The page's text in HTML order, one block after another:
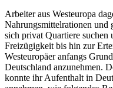
Arbeiter aus Westeuropa
Nahrungsmittelrationen und
sich privat Quartiere suchen
Freizügigkeit bis hin zur
Westeuropäer anfangs
Deutschland anzunehmen.
konnte ihr Aufenthalt in